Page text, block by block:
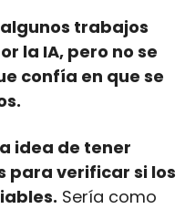
algunos trabajos
la IA, pero no se
confía en que se
idea de tener
para verificar si los
Sería como